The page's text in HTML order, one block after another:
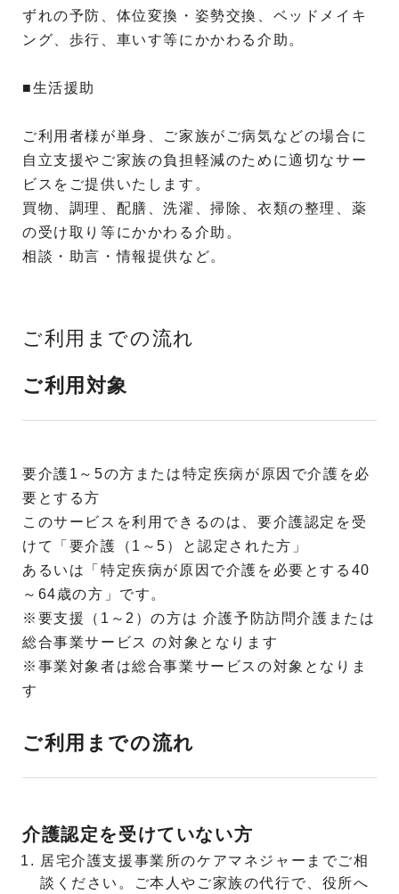
ずれの予防、体位変換・姿勢交換、ベッドメイキ
ング、歩行、車いす等にかかわる介助。
■生活援助
ご利用者様が単身、ご家族がご病気などの場合に
自立支援やご家族の負担軽減のために適切なサー
ビスをご提供いたします。
買物、調理、配膳、洗濯、掃除、衣類の整理、薬
の受け取り等にかかわる介助。
相談・助言・情報提供など。
ご利用までの流れ
ご利用対象
要介護1～5の方または特定疾病が原因で介護を必
要とする方
このサービスを利用できるのは、要介護認定を受
けて「要介護（1～5）と認定された方」
あるいは「特定疾病が原因で介護を必要とする40
～64歳の方」です。
※要支援（1～2）の方は 介護予防訪問介護または
総合事業サービス の対象となります
※事業対象者は総合事業サービスの対象となりま
す
ご利用までの流れ
介護認定を受けていない方
居宅介護支援事業所のケアマネジャーまでご相
談ください。ご本人やご家族の代行で、役所へ